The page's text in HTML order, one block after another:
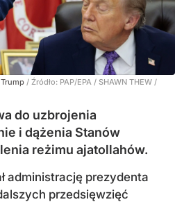
/ Źródło: PAP/EPA / SHAWN THEW /
do uzbrojenia
i dążenia Stanów
reżimu ajatollahów.
administrację prezydenta
przedsięwzięć